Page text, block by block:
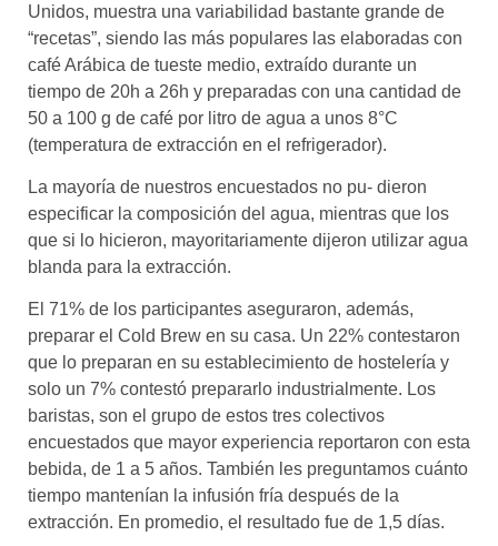
Unidos, muestra una variabilidad bastante grande de
“recetas”, siendo las más populares las elaboradas con
café Arábica de tueste medio, extraído durante un
tiempo de 20h a 26h y preparadas con una cantidad de
50 a 100 g de café por litro de agua a unos 8°C
(temperatura de extracción en el refrigerador).
La mayoría de nuestros encuestados no pu- dieron
especificar la composición del agua, mientras que los
que si lo hicieron, mayoritariamente dijeron utilizar agua
blanda para la extracción.
El 71% de los participantes aseguraron, además,
preparar el Cold Brew en su casa. Un 22% contestaron
que lo preparan en su establecimiento de hostelería y
solo un 7% contestó prepararlo industrialmente. Los
baristas, son el grupo de estos tres colectivos
encuestados que mayor experiencia reportaron con esta
bebida, de 1 a 5 años. También les preguntamos cuánto
tiempo mantenían la infusión fría después de la
extracción. En promedio, el resultado fue de 1,5 días.